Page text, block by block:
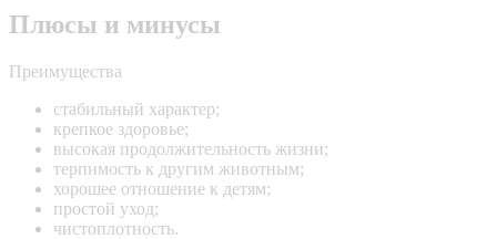
Плюсы и минусы
Преимущества
стабильный характер;
крепкое здоровье;
высокая продолжительность жизни;
терпимость к другим животным;
хорошее отношение к детям;
простой уход;
чистоплотность.